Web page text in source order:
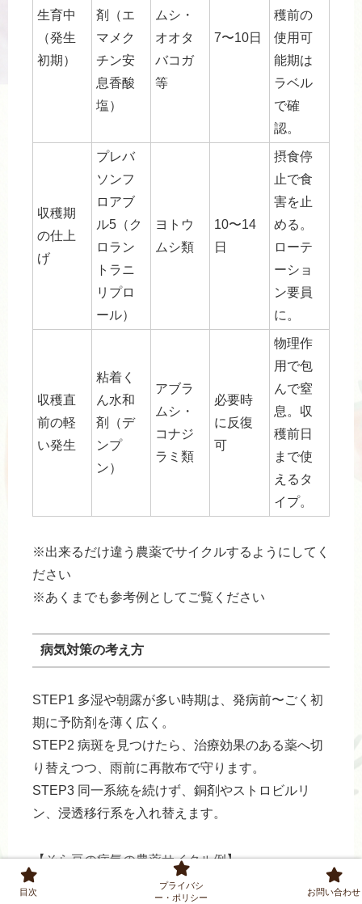
生育中
（発生
初期）
剤（エ
マメク
チン安
息香酸
塩）
ムシ・
オオタ
バコガ
等
7〜10日
穫前の
使用可
能期は
ラベル
で確
認。
収穫期
の仕上
げ
プレバ
ソンフ
ロアブ
ル5（ク
ロラン
トラニ
リプロ
ール）
ヨトウ
ムシ類
10〜14
日
摂食停
止で食
害を止
める。
ローテ
ーショ
ン要員
に。
収穫直
前の軽
い発生
粘着く
ん水和
剤（デ
ンプ
ン）
アブラ
ムシ・
コナジ
ラミ類
必要時
に反復
可
物理作
用で包
んで窒
息。収
穫前日
まで使
えるタ
イプ。
※出来るだけ違う農薬でサイクルするようにしてく
ださい
※あくまでも参考例としてご覧ください
病気対策の考え方
STEP1 多湿や朝露が多い時期は、発病前〜ごく初
期に予防剤を薄く広く。
STEP2 病斑を見つけたら、治療効果のある薬へ切
り替えつつ、雨前に再散布で守ります。
STEP3 同一系統を続けず、銅剤やストロビルリ
ン、浸透移行系を入れ替えます。
【そら豆の病気の農薬サイクル例】
目次
プライバシ
ー・ポリシー
お問い合わせ